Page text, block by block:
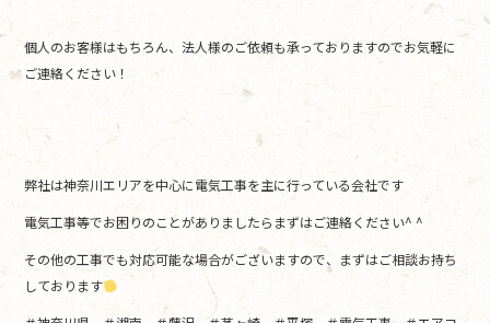
個人のお客様はもちろん、法人様のご依頼も承っておりますのでお気軽に
ご連絡ください！
弊社は神奈川エリアを中心に電気工事を主に行っている会社です
電気工事等でお困りのことがありましたらまずはご連絡ください^ ^
その他の工事でも対応可能な場合がございますので、まずはご相談お持ち
しております